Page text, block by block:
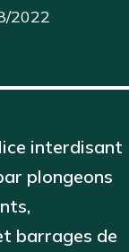
2022
interdisant
plongeons
barrages de